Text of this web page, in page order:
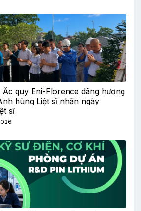
quy Eni-Florence dâng hương
hùng Liệt sĩ nhân ngày
sĩ